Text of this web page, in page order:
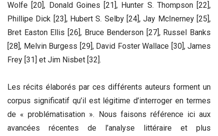
Wolfe [20], Donald Goines [21], Hunter S. Thompson [22],
Phillipe Dick [23], Hubert S. Selby [24], Jay McInerney [25],
Bret Easton Ellis [26], Bruce Benderson [27], Russel Banks
[28], Melvin Burgess [29], David Foster Wallace [30], James
Frey [31] et Jim Nisbet [32].
Les récits élaborés par ces différents auteurs forment un
corpus significatif qu’il est légitime d’interroger en termes
de « problématisation ». Nous faisons référence ici aux
avancées récentes de l’analyse littéraire et plus